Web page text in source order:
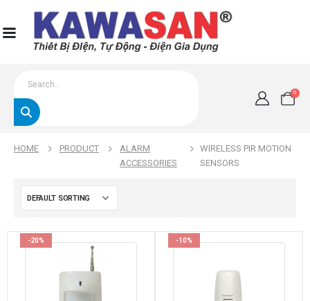
0
HOME PRODUCT
ALARM
ACCESSORIES
WIRELESS PIR MOTION
SENSORS
-20% -10%